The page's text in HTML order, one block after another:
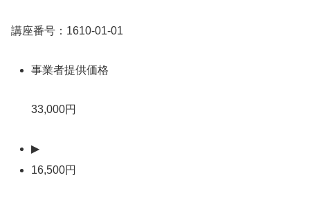
講座番号：1610-01-01
事業者提供価格
33,000円
▶
16,500円